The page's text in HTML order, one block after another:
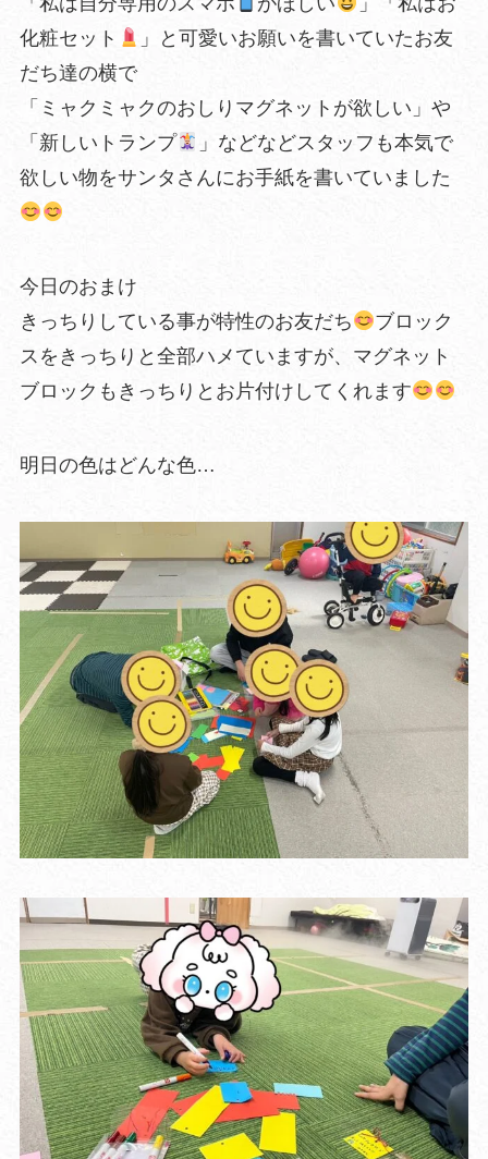
化粧セット
」と可愛いお願いを書いていたお友
だち達の横で
「ミャクミャクのおしりマグネットが欲しい」や
「新しいトランプ
」などなどスタッフも本気で
欲しい物をサンタさんにお手紙を書いていました
今日のおまけ
きっちりしている事が特性のお友だち
ブロック
スをきっちりと全部ハメていますが、マグネット
ブロックもきっちりとお片付けしてくれます
明日の色はどんな色…